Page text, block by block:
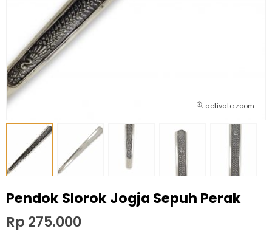
activate zoom
Pendok Slorok Jogja Sepuh Perak
Rp 275.000